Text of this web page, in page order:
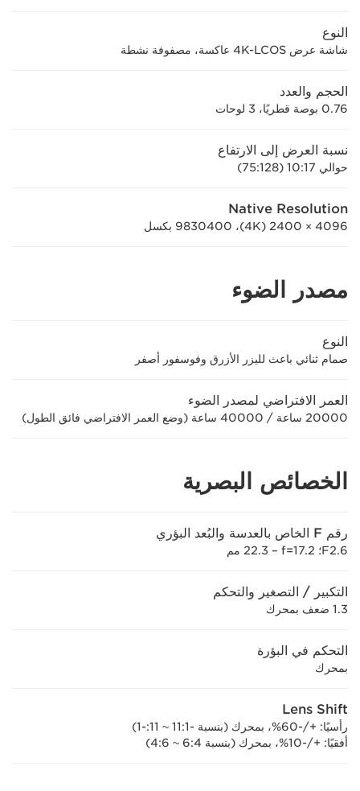
النوع
شاشة عرض ‎4K-LCOS عاكسة، مصفوفة نشطة
الحجم والعدد
0.76 بوصة قطريًا، 3 لوحات
نسبة العرض إلى الارتفاع
حوالي 17:‏10 (128:‏75)
Native Resolution
4096 × 2400 (4K)، ‏9830400 بكسل
مصدر الضوء
النوع
صمام ثنائي باعث لليزر الأزرق وفوسفور أصفر
العمر الافتراضي لمصدر الضوء
20000 ساعة / 40000 ساعة (وضع العمر الافتراضي فائق الطول)
الخصائص البصرية
رقم F الخاص بالعدسة والبُعد البؤري
F2.6؛ ‏f=17.2 – ‏22.3 مم
التكبير / التصغير والتحكم
1.3 ضعف بمحرك
التحكم في البؤرة
بمحرك
Lens Shift
رأسيًا: +/-60%، بمحرك (بنسبة -1:‏11 ~ 11:-1)
أفقيًا: +/-10%، بمحرك (بنسبة 4:‏6 ~ 6:‏4)